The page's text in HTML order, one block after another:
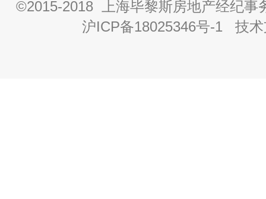
©2015-2018 上海毕黎斯房地产经纪事
沪ICP备18025346号-1 技术